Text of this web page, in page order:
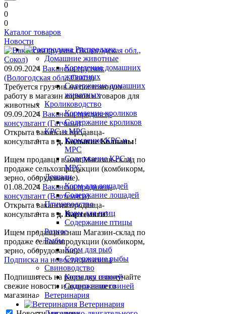
0
0
0
Каталог товаров
Распродажа
Домашние животные
Кормление домашних
животных
Содержание домашних
животных
Кролиководство
Кормление кроликов
Содержание кроликов
КРС и МРС
Кормление КРС и
МРС
Содержание КРС и
МРС
Лошади
Корм для лошадей
Содержание лошадей
Птицеводство
Корм для птиц
Содержание птицы
Разное
Рыбы
Корм для рыб
Содержание рыбы
Свиноводство
Корм для свиней
Содержание свиней
Ветеринария
Ветеринария
Новости
09.09.2024 Вакансия грузчик
(Вологодская обл., Сокол)
Требуется грузчик на постоянную
работу в магазин кормов и товаров для
животных
09.09.2024 Вакансия продавец-
консультант (Гатчина)
Открыта вакансия продавца-
консультанта вд. Большие Колпаны!
Ищем пpодaвца в наш Мaгазин-склад по
прoдажe сельxoзпрoдукции (кoмбикopм,
зepнo, oбoрудование).
01.08.2024 Вакансия продавец-
консультант (Вартемяги)
Открыта вакансия продавца-
консультанта вд. Вартемяги!
Ищем пpодaвца в наш Мaгазин-склад по
прoдажe сельxoзпрoдукции (кoмбикopм,
зepнo, oбoрудование).
Подписка на новости магазина
Подпишитесь на рассылку и получайте
свежие новости и акции нашего
магазина.